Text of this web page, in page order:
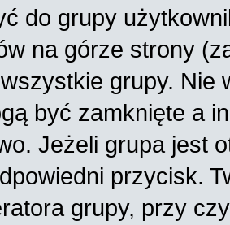
do grupy
na górze strony
grupy. Nie
być zamknięte a
Jeżeli grupa jest
przycisk.
grupy, przy